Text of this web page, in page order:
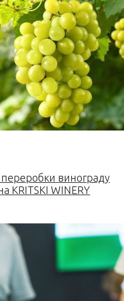
переробки винограду
KRITSKI WINERY